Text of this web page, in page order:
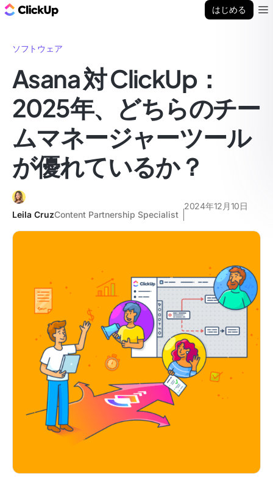
はじめる
ソフトウェア
Asana 対 ClickUp：
2025年、どちらのチー
ムマネージャーツール
が優れているか？
Leila CruzContent Partnership Specialist
2024年12月10日